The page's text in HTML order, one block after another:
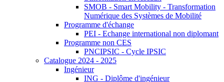
SMOB - Smart Mobility - Transformation
Numérique des Systèmes de Mobilité
Programme d'échange
PEI - Echange international non diplomant
Programme non CES
PNCIPSIC - Cycle IPSIC
Catalogue 2024 - 2025
Ingénieur
ING - Diplôme d'ingénieur